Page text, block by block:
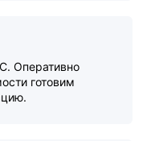
Оперативно
готовим